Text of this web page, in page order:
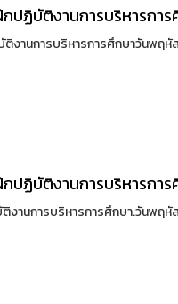
ปฏิบัติงานการบริหารการ
งานการบริหารการศึกษาวันพฤหั
ปฏิบัติงานการบริหารการ
งานการบริหารการศึกษา.วันพฤ